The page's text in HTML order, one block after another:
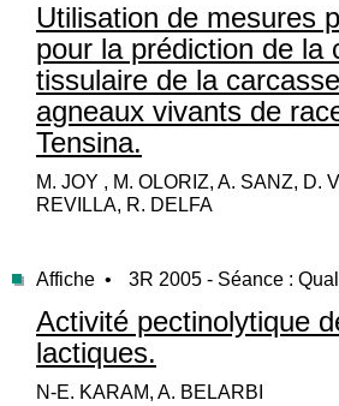
Utilisation de mesures
pour la prédiction de la
tissulaire de la
agneaux vivants de
Tensina.
M. JOY , M. OLORIZ, A. SANZ, D.
REVILLA, R. DELFA
Affiche • 3R 2005 - Séance :
Activité pectinolytique
lactiques.
N-E. KARAM, A. BELARBI